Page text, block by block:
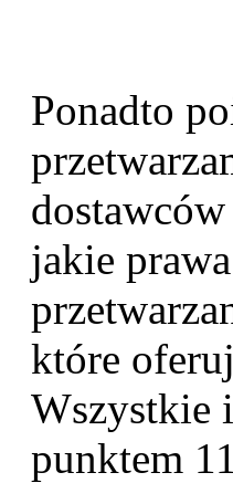
Ponadto
jakie
które
Wszystkie
punktem